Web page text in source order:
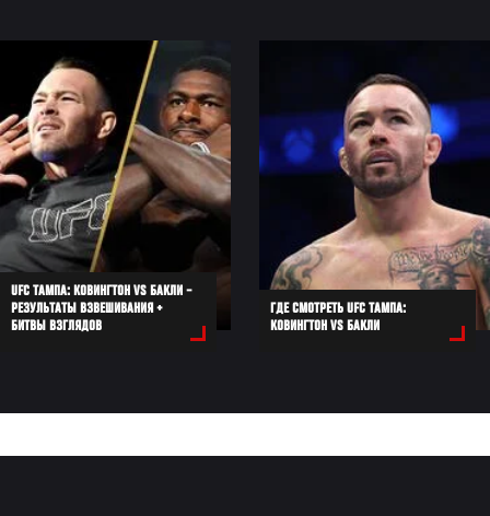
UFC ТАМПА: КОВИНГТОН VS БАКЛИ –
РЕЗУЛЬТАТЫ ВЗВЕШИВАНИЯ +
БИТВЫ ВЗГЛЯДОВ
ГДЕ СМОТРЕТЬ UFC ТАМПА:
КОВИНГТОН VS БАКЛИ